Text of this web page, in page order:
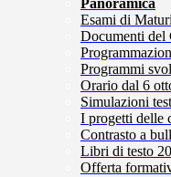
Panoramica
Esami di
Documenti del
Programmi
Orario dal 6
Simulazioni
I progetti delle
Contrasto a
Libri di testo
Offerta